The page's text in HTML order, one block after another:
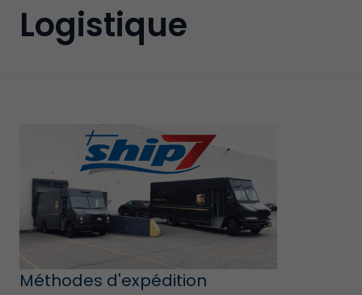
Logistique
Méthodes d'expédition